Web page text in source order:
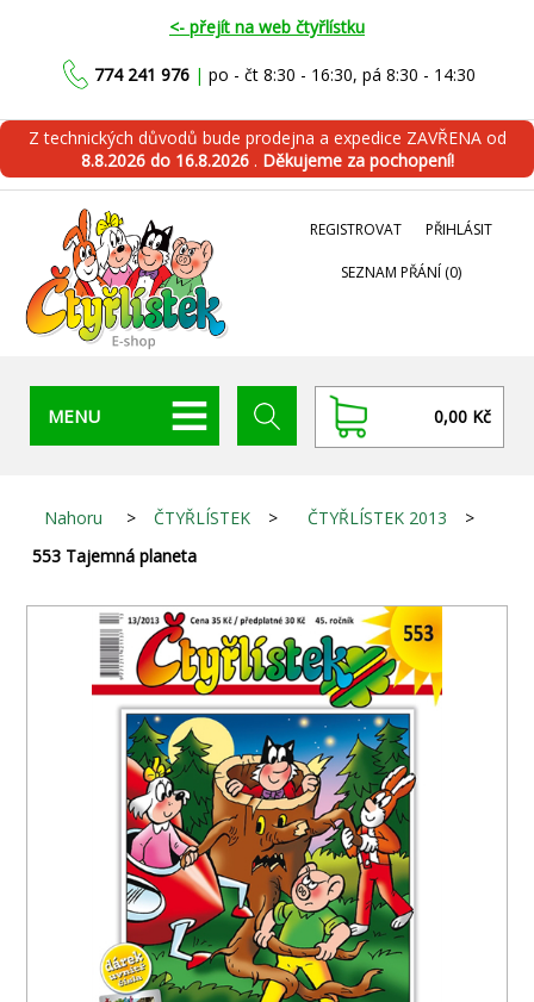
<- přejít na web čtyřlístku
774 241 976 | po - čt 8:30 - 16:30, pá 8:30 - 14:30
Z technických důvodů bude prodejna a expedice ZAVŘENA od
8.8.2026 do 16.8.2026 . Děkujeme za pochopení!
REGISTROVAT PŘIHLÁSIT
SEZNAM PŘÁNÍ (0)
MENU 0,00 Kč
Nahoru > ČTYŘLÍSTEK > ČTYŘLÍSTEK 2013
>
553 Tajemná planeta